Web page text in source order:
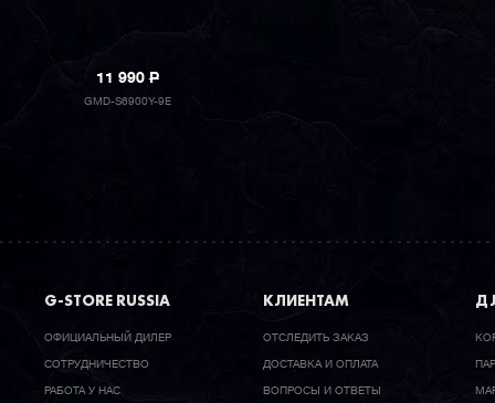
11 990P
GMD-S6900Y-9E
G-STORE RUSSIA
ОФИЦИАЛЬНЫЙ ДИЛЕР
CОТРУДНИЧЕСТВО
РАБОТА У НАС
КЛИЕНТАМ
ОТСЛЕДИТЬ ЗАКАЗ
ДОСТАВКА И ОПЛАТА
ВОПРОСЫ И ОТВЕТЫ